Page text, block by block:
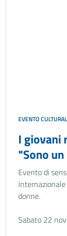
EVENTO
I giovani
"Sono
Evento di
donne.
Sabato 22